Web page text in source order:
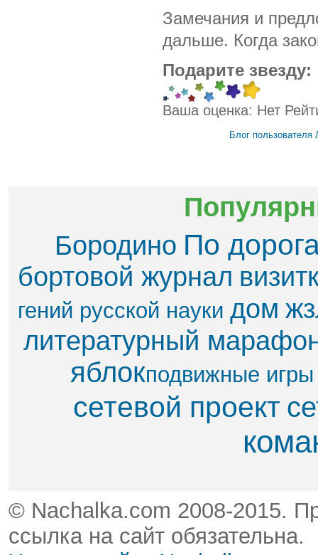
Замечания и
дальше. Когда
Подарите звезду:
Ваша оценка: Нет
Блог пользователя
Бородино По
бортовой журнал
гений русской науки дом
литературный
яблок​подвижные игры
сетевой проект
© Nachalka.com 2008-2015.
ссылка на сайт обязательна.